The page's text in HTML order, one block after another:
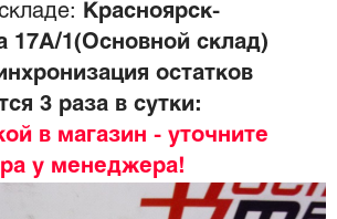
Красноярск-
17А/1(Основной склад)
остатков
3 раза в сутки:
в магазин - уточните
у менеджера!